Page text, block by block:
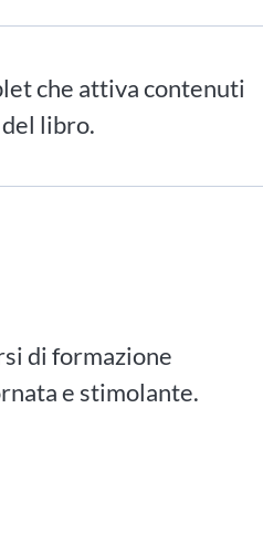
che attiva contenuti
libro.
di formazione
e stimolante.